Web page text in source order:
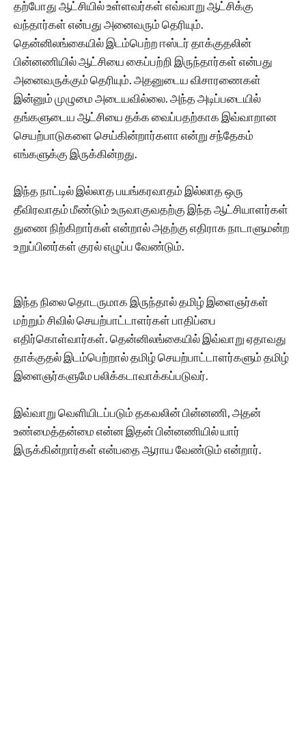
தற்போது ஆட்சியில் உள்ளவர்கள் எவ்வாறு ஆட்சிக்கு
வந்தார்கள் என்பது அனைவரும் தெரியும்.
தென்னிலங்கையில் இடம்பெற்ற ஈஸ்டர் தாக்குதலின்
பின்னணியில் ஆட்சியை கைப்பற்றி இருந்தார்கள் என்பது
அனைவருக்கும் தெரியும். அதனுடைய விசாரணைகள்
இன்னும் முழுமை அடையவில்லை. அந்த அடிப்படையில்
தங்களுடைய ஆட்சியை தக்க வைப்பதற்காக இவ்வாறான
செயற்பாடுகளை செய்கின்றார்களா என்று சந்தேகம்
எங்களுக்கு இருக்கின்றது.
இந்த நாட்டில் இல்லாத பயங்கரவாதம் இல்லாத ஒரு
தீவிரவாதம் மீண்டும் உருவாகுவதற்கு இந்த ஆட்சியாளர்கள்
துணை நிற்கிறார்கள் என்றால் அதற்கு எதிராக நாடாளுமன்ற
உறுப்பினர்கள் குரல் எழுப்ப வேண்டும்.
இந்த நிலை தொடருமாக இருந்தால் தமிழ் இளைஞர்கள்
மற்றும் சிவில் செயற்பாட்டாளர்கள் பாதிப்பை
எதிர்கொள்வார்கள். தென்னிலங்கையில் இவ்வாறு ஏதாவது
தாக்குதல் இடம்பெற்றால் தமிழ் செயற்பாட்டாளர்களும் தமிழ்
இளைஞர்களுமே பலிக்கடாவாக்கப்படுவர்.
இவ்வாறு வெளியிடப்படும் தகவலின் பின்னணி, அதன்
உண்மைத்தன்மை என்ன இதன் பின்னணியில் யார்
இருக்கின்றார்கள் என்பதை ஆராய வேண்டும் என்றார்.